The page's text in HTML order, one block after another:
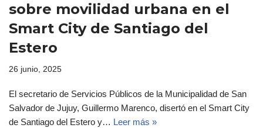
sobre movilidad urbana en el
Smart City de Santiago del
Estero
26 junio, 2025
El secretario de Servicios Públicos de la Municipalidad de San
Salvador de Jujuy, Guillermo Marenco, disertó en el Smart City
de Santiago del Estero y… Leer más »